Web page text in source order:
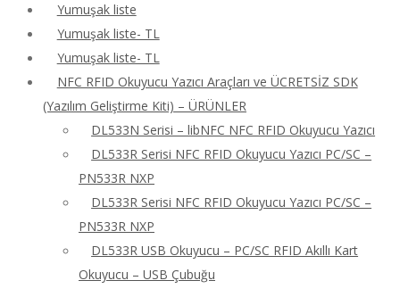
Yumuşak liste
Yumuşak liste- TL
Yumuşak liste- TL
NFC RFID Okuyucu Yazıcı Araçları ve ÜCRETSİZ SDK
(Yazılım Geliştirme Kiti) – ÜRÜNLER
DL533N Serisi – libNFC NFC RFID Okuyucu Yazıcı
DL533R Serisi NFC RFID Okuyucu Yazıcı PC/SC –
PN533R NXP
DL533R Serisi NFC RFID Okuyucu Yazıcı PC/SC –
PN533R NXP
DL533R USB Okuyucu – PC/SC RFID Akıllı Kart
Okuyucu – USB Çubuğu